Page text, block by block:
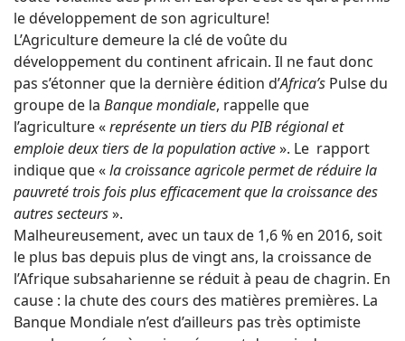
le développement de son agriculture!
L’Agriculture demeure la clé de voûte du
développement du continent africain. Il ne faut donc
pas s’étonner que la dernière édition d’Africa’s Pulse du
groupe de la Banque mondiale, rappelle que
l’agriculture «représente un tiers du PIB régional et
emploie deux tiers de la population active». Le rapport
indique que «la croissance agricole permet de réduire la
pauvreté trois fois plus efficacement que la croissance des
autres secteurs».
Malheureusement, avec un taux de 1,6 % en 2016, soit
le plus bas depuis plus de vingt ans, la croissance de
l’Afrique subsaharienne se réduit à peau de chagrin. En
cause : la chute des cours des matières premières. La
Banque Mondiale n’est d’ailleurs pas très optimiste